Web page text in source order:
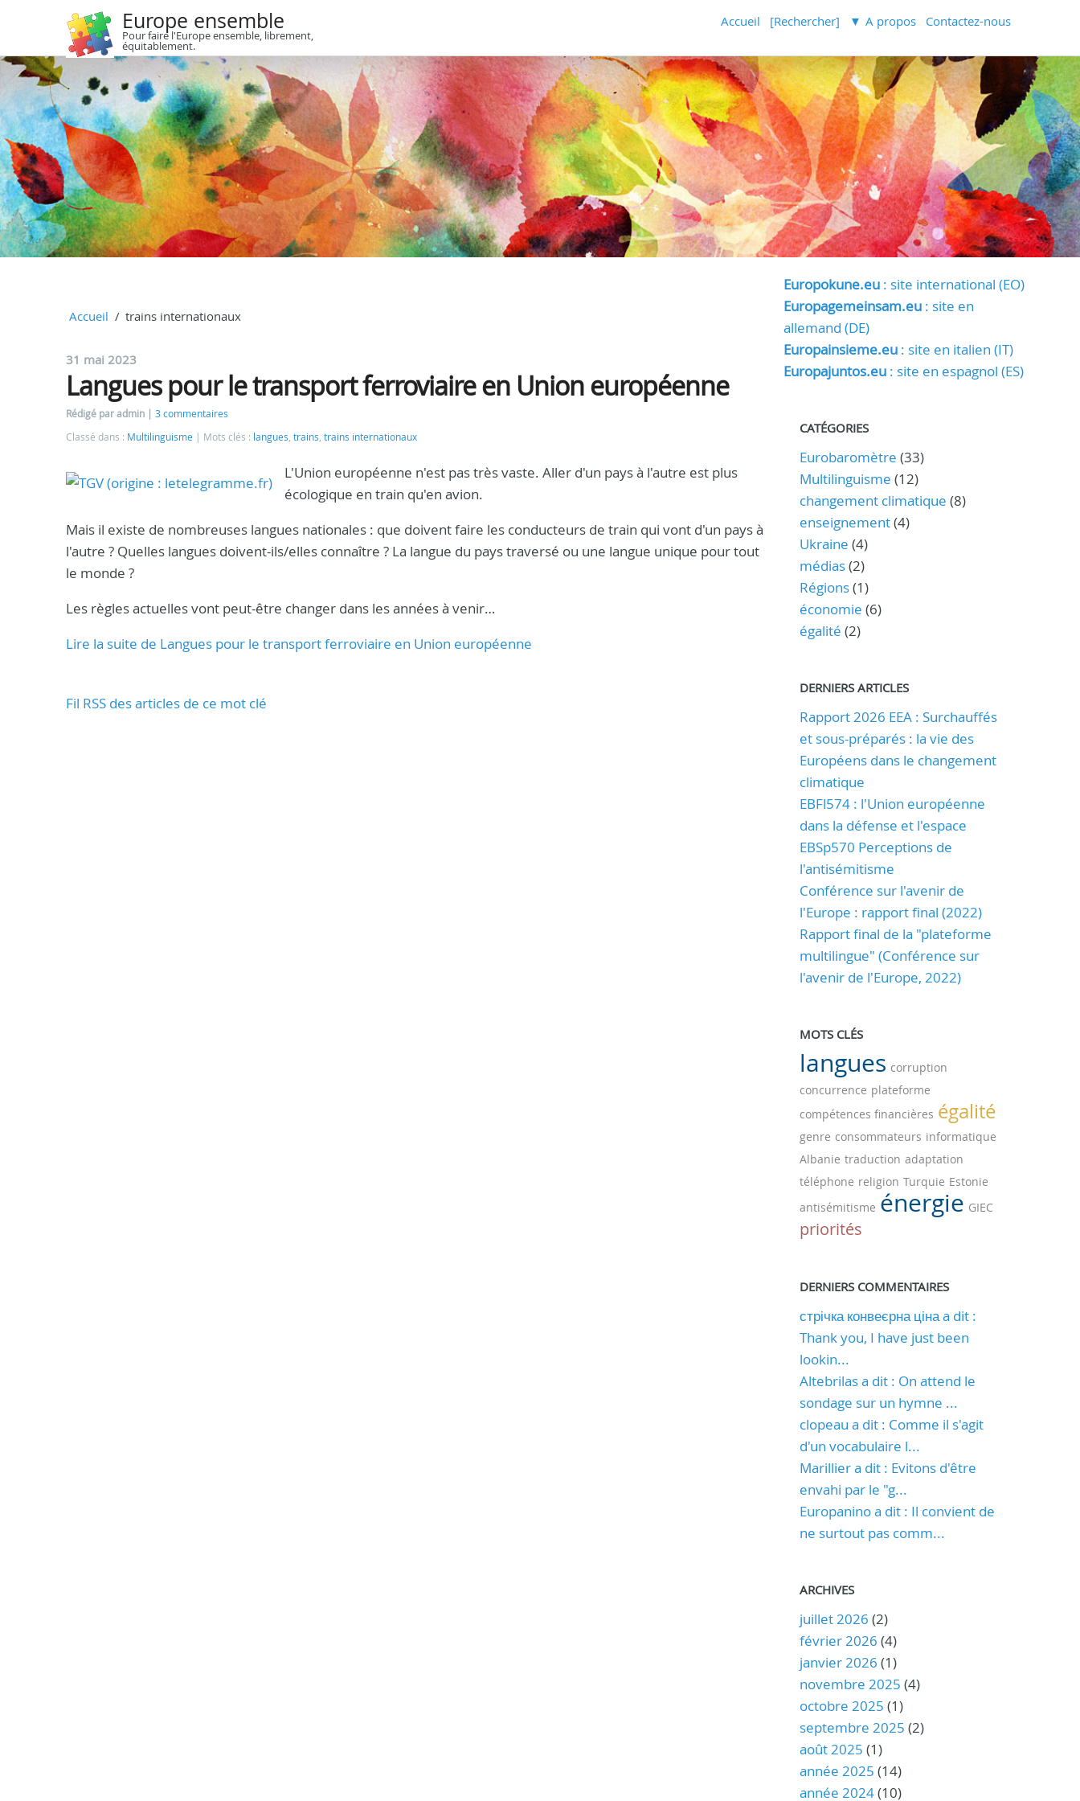
Europe ensemble
Pour faire l'Europe ensemble, librement,
équitablement.
Accueil [Rechercher] A propos Contactez-nous
Accueil trains internationaux
31 mai 2023
Langues pour le transport ferroviaire en Union européenne
Rédigé par admin
3 commentaires
Classé dans : Multilinguisme Mots clés : langues, trains, trains internationaux
L'Union européenne n'est pas très vaste. Aller d'un pays à l'autre est plus
écologique en train qu'en avion.
Mais il existe de nombreuses langues nationales : que doivent faire les conducteurs de train qui vont d'un pays à
l'autre ? Quelles langues doivent-ils/elles connaître ? La langue du pays traversé ou une langue unique pour tout
le monde ?
Les règles actuelles vont peut-être changer dans les années à venir…
Lire la suite de Langues pour le transport ferroviaire en Union européenne
Fil RSS des articles de ce mot clé
Europokune.eu: site international (EO)
Europagemeinsam.eu: site en
allemand (DE)
Europainsieme.eu: site en italien (IT)
Europajuntos.eu: site en espagnol (ES)
CATÉGORIES
Eurobaromètre (33)
Multilinguisme (12)
changement climatique (8)
enseignement(4)
Ukraine (4)
médias(2)
Régions(1)
économie (6)
égalité (2)
DERNIERS ARTICLES
Rapport 2026 EEA : Surchauffés
et sous-préparés : la vie des
Européens dans le changement
climatique
EBFl574 : l'Union européenne
dans la défense et l'espace
EBSp570 Perceptions de
l'antisémitisme
Conférence sur l'avenir de
l'Europe : rapport final (2022)
Rapport final de la "plateforme
multilingue" (Conférence sur
l'avenir de l'Europe, 2022)
MOTS CLÉS
langues corruption
concurrence plateforme
compétences financières égalité
genre consommateurs informatique
Albanie traduction adaptation
téléphone religion Turquie Estonie
antisémitisme énergie GIEC
priorités
DERNIERS COMMENTAIRES
стрічка конвеєрна ціна a dit :
Thank you, I have just been
lookin...
Altebrilas a dit : On attend le
sondage sur un hymne ...
clopeau a dit : Comme il s'agit
d'un vocabulaire l...
Marillier a dit : Evitons d'être
envahi par le "g...
Europanino a dit : Il convient de
ne surtout pas comm...
ARCHIVES
juillet 2026 (2)
février 2026 (4)
janvier 2026 (1)
novembre 2025 (4)
octobre 2025 (1)
septembre 2025 (2)
août 2025 (1)
année 2025 (14)
année 2024(10)